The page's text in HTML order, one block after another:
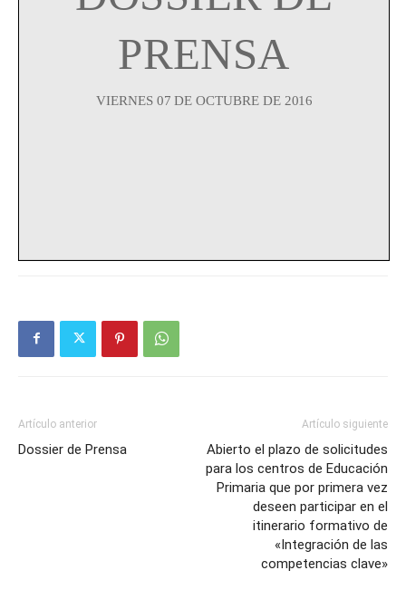
Artículo anterior
Dossier de Prensa
Artículo siguiente
Abierto el plazo de solicitudes
para los centros de Educación
Primaria que por primera vez
deseen participar en el
itinerario formativo de
«Integración de las
competencias clave»